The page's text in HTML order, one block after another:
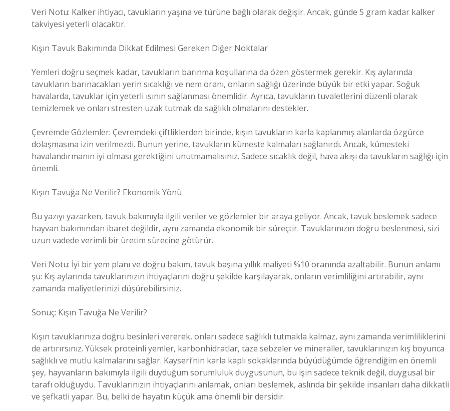
Veri Notu: Kalker ihtiyacı, tavukların yaşına ve türüne bağlı olarak değişir. Ancak, günde 5 gram kadar kalker
takviyesi yeterli olacaktır.
Kışın Tavuk Bakımında Dikkat Edilmesi Gereken Diğer Noktalar
Yemleri doğru seçmek kadar, tavukların barınma koşullarına da özen göstermek gerekir. Kış aylarında
tavukların barınacakları yerin sıcaklığı ve nem oranı, onların sağlığı üzerinde büyük bir etki yapar. Soğuk
havalarda, tavuklar için yeterli ısının sağlanması önemlidir. Ayrıca, tavukların tuvaletlerini düzenli olarak
temizlemek ve onları stresten uzak tutmak da sağlıklı olmalarını destekler.
Çevremde Gözlemler: Çevremdeki çiftliklerden birinde, kışın tavukların karla kaplanmış alanlarda özgürce
dolaşmasına izin verilmezdi. Bunun yerine, tavukların kümeste kalmaları sağlanırdı. Ancak, kümesteki
havalandırmanın iyi olması gerektiğini unutmamalısınız. Sadece sıcaklık değil, hava akışı da tavukların sağlığı için
önemli.
Kışın Tavuğa Ne Verilir? Ekonomik Yönü
Bu yazıyı yazarken, tavuk bakımıyla ilgili veriler ve gözlemler bir araya geliyor. Ancak, tavuk beslemek sadece
hayvan bakımından ibaret değildir, aynı zamanda ekonomik bir süreçtir. Tavuklarınızın doğru beslenmesi, sizi
uzun vadede verimli bir üretim sürecine götürür.
Veri Notu: İyi bir yem planı ve doğru bakım, tavuk başına yıllık maliyeti %10 oranında azaltabilir. Bunun anlamı
şu: Kış aylarında tavuklarınızın ihtiyaçlarını doğru şekilde karşılayarak, onların verimliliğini artırabilir, aynı
zamanda maliyetlerinizi düşürebilirsiniz.
Sonuç: Kışın Tavuğa Ne Verilir?
Kışın tavuklarınıza doğru besinleri vererek, onları sadece sağlıklı tutmakla kalmaz, aynı zamanda verimliliklerini
de artırırsınız. Yüksek proteinli yemler, karbonhidratlar, taze sebzeler ve mineraller, tavuklarınızın kış boyunca
sağlıklı ve mutlu kalmalarını sağlar. Kayseri’nin karla kaplı sokaklarında büyüdüğümde öğrendiğim en önemli
şey, hayvanların bakımıyla ilgili duyduğum sorumluluk duygusunun, bu işin sadece teknik değil, duygusal bir
tarafı olduğuydu. Tavuklarınızın ihtiyaçlarını anlamak, onları beslemek, aslında bir şekilde insanları daha dikkatli
ve şefkatli yapar. Bu, belki de hayatın küçük ama önemli bir dersidir.